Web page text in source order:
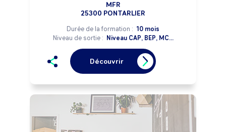
MFR
25300 PONTARLIER
Durée de la formation : 10 mois
Niveau de sortie : Niveau CAP, BEP, MC...
Découvrir